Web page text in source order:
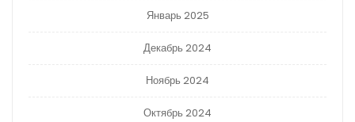
Январь 2025
Декабрь 2024
Ноябрь 2024
Октябрь 2024